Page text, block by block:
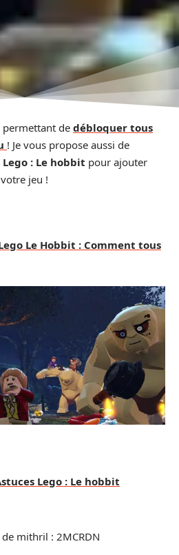
permettant de débloquer tous
! Je vous propose aussi de
Lego : Le hobbit pour ajouter
jeu !
Le Hobbit : Comment tous
Lego : Le hobbit
mithril : 2MCRDN